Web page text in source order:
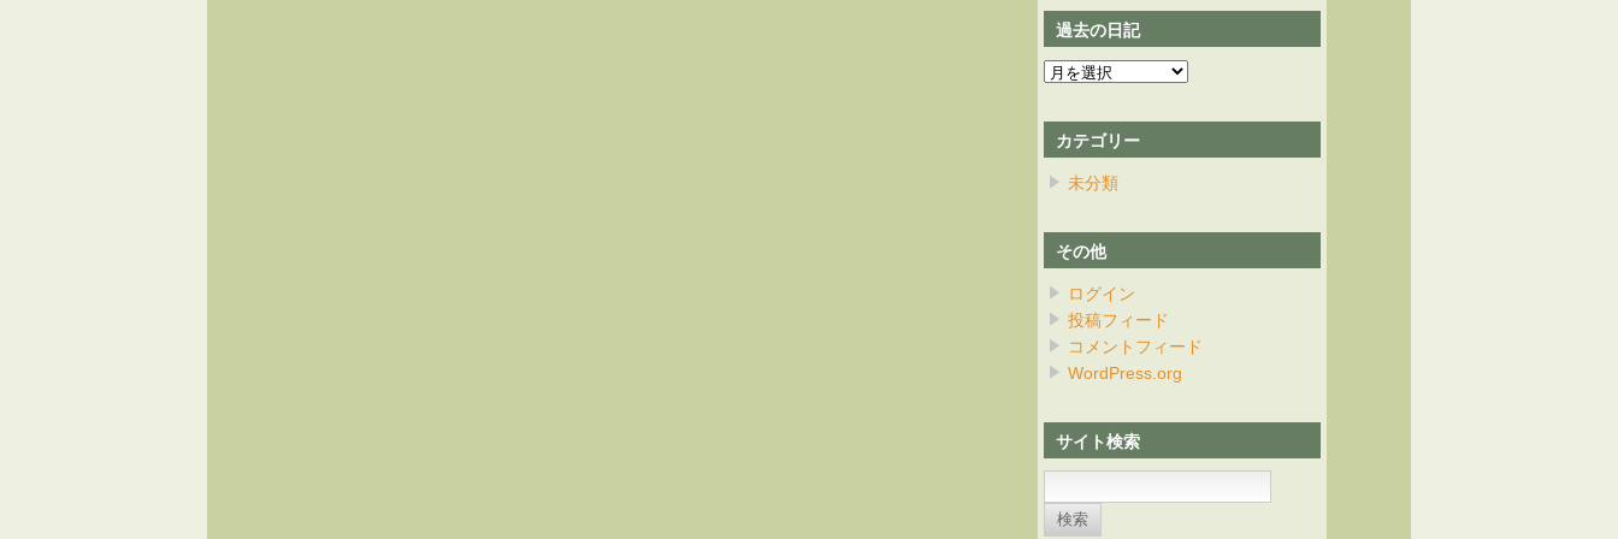
過去の日記
過
の
日
記
カテゴリー
未分類
その他
ログイン
投稿フィード
コメントフィード
WordPress.org
サイト検索
索: